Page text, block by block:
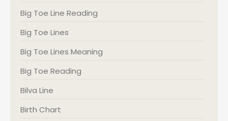
Big Toe Line Reading
Big Toe Lines
Big Toe Lines Meaning
Big Toe Reading
Bilva Line
Birth Chart